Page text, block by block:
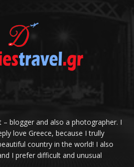
blogger and also a photographer. I
love Greece, because I trully
country in the world! I also
I prefer difficult and unusual